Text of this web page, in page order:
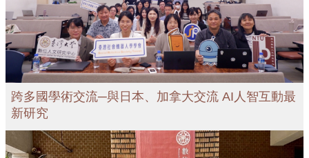
跨多國學術交流─與日本、加拿大交流 AI人智互動最
新研究